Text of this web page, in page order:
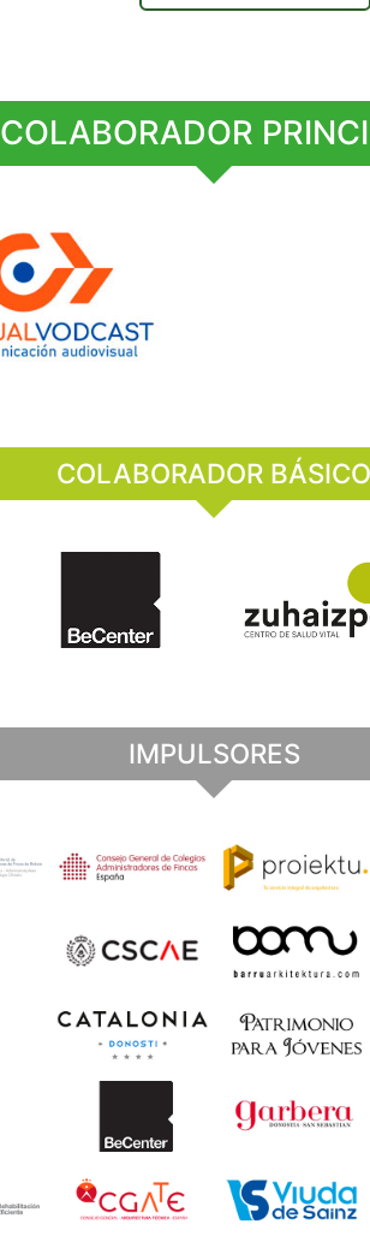
COLABORADOR
COLABORADOR BÁSICO
IMPULSORES